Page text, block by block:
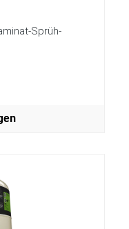
Sprüh-